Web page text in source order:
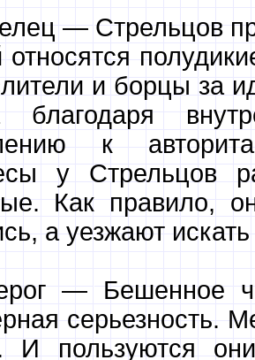
— Стрельцов
относятся
и борцы за
благодаря
к
у Стрельцов
Как правило,
а уезжают
— Бешенное
серьезность.
И пользуются